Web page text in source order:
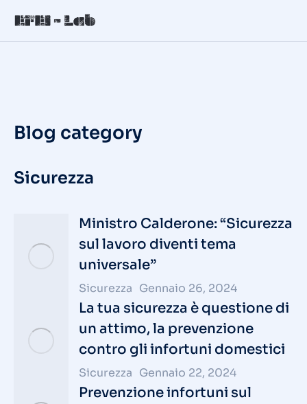
Blog category
Sicurezza
Ministro Calderone: “Sicurezza
sul lavoro diventi tema
universale”
Sicurezza Gennaio 26, 2024
La tua sicurezza è questione di
un attimo, la prevenzione
contro gli infortuni domestici
Sicurezza Gennaio 22, 2024
Prevenzione infortuni sul